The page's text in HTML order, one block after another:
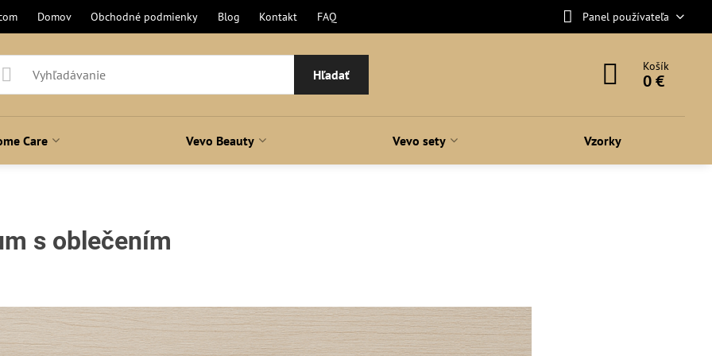
Domov Obchodné podmienky Blog Kontakt FAQ Panel používateľa
Hľadať
Košík
0 €
Care Vevo Beauty Vevo sety Vzorky
s oblečením